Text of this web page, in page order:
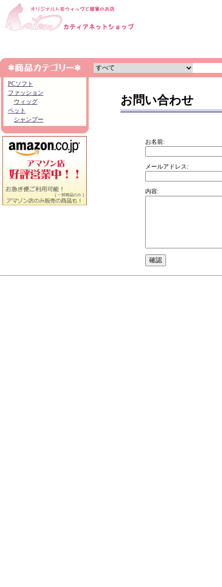
PCソフト
ファッション
ウィッグ
ペット
シャンプー
お問い合わせ
お名前:
メールアドレス:
内容: